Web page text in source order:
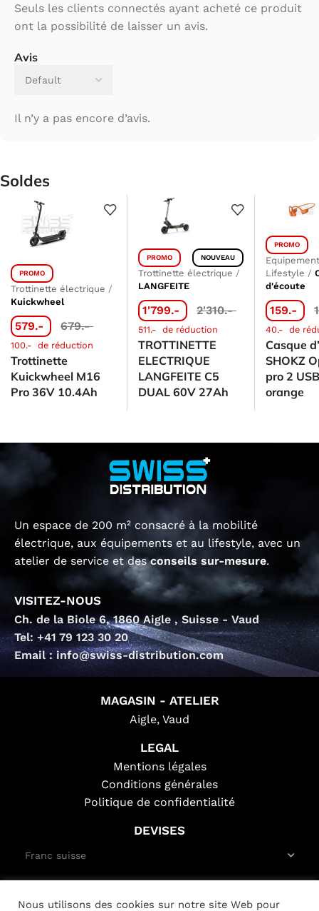
Avis
Il n’y a pas encore d’avis.
Seuls les clients connectés ayant acheté ce produit
ont la possibilité de laisser un avis.
Soldes
PROMO
Trottinette électrique /
Kuickwheel
579.- 679.-
100.- de réduction
Trottinette
Kuickwheel M16
Pro 36V 10.4Ah
PROMO NOUVEAU
Trottinette électrique /
LANGFEITE
1'799.- 2'310.-
511.- de réduction
TROTTINETTE
ELECTRIQUE
LANGFEITE C5
DUAL 60V 27Ah
PROMO
Lifestyle /
d'écoute
159.-
40.- de
Casque
SHOKZ
pro 2
orange
Un espace de 200 m² consacré à la mobilité
électrique, aux équipements et au lifestyle, avec un
atelier de service et desconseils sur-mesure.
VISITEZ-NOUS
Ch. de la Biole 6, 1860 Aigle , Suisse - Vaud
Tel: +41 79 123 30 20
Email : info@swiss-distribution.com
MAGASIN - ATELIER
Aigle, Vaud
LEGAL
Mentions légales
Conditions générales
Politique de confidentialité
DEVISES
Nous utilisons des cookies sur notre site Web pour